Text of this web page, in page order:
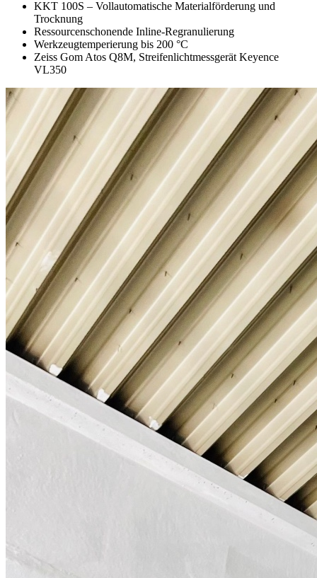
KKT 100S – Vollautomatische Materialförderung und
Trocknung
Ressourcenschonende Inline-Regranulierung
Werkzeugtemperierung bis 200 °C
Zeiss Gom Atos Q8M, Streifenlichtmessgerät Keyence
VL350